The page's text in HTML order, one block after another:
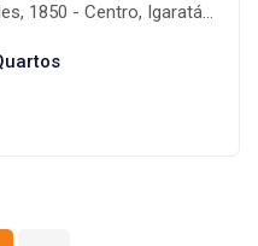
1850 - Centro, Igaratá-SP